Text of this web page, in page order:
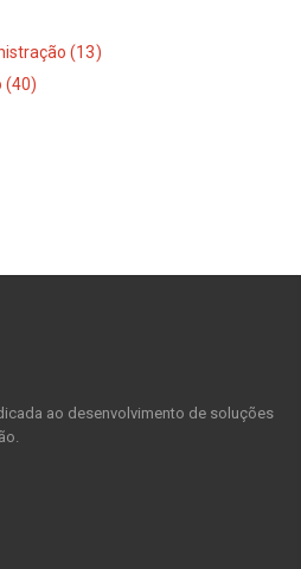
(13)
(40)
ao desenvolvimento de soluções